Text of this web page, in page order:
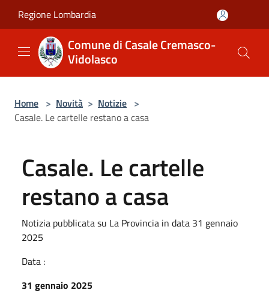
Regione Lombardia
Comune di Casale Cremasco-
Vidolasco
Home > Novità > Notizie >
Casale. Le cartelle restano a casa
Casale. Le cartelle
restano a casa
Notizia pubblicata su La Provincia in data 31 gennaio
2025
Data :
31 gennaio 2025